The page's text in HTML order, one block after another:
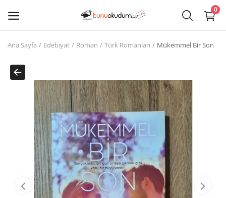
0
Sat
Edebiyat
Ders - Sınav Kitapları
Ana Sayfa Edebiyat Roman Türk Romanları Mükemmel Bir Son